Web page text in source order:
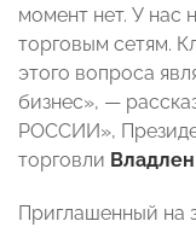
момент нет. У нас
торговым сетям.
этого вопроса
бизнес», —
РОССИИ»,
торговли
Приглашенный на